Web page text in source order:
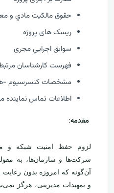
حقوق مالكيت مادي و
ریسک های پروژه
سوابق اجرايي مجری
فهرست كارشناسان مرتبط
مشخصات كنسرسيوم -
اطلاعات تماس نماینده
مقدمه:
لزوم حفظ امنیت شبکه و
شرکت‌ها و سازمان‌ها، به
آن‌گونه که امروزه بدون رعایت
و تمهیدات مدیریتی، هرگز